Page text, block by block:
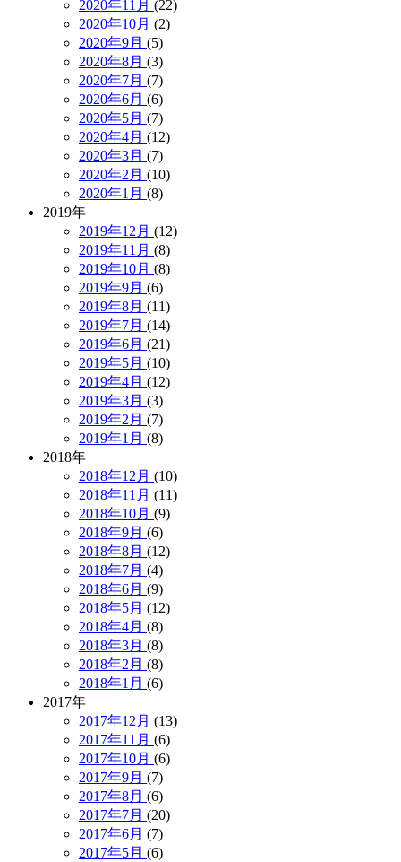
2020年11月 (22)
2020年10月 (2)
2020年9月 (5)
2020年8月 (3)
2020年7月 (7)
2020年6月 (6)
2020年5月 (7)
2020年4月 (12)
2020年3月 (7)
2020年2月 (10)
2020年1月 (8)
2019年
2019年12月 (12)
2019年11月 (8)
2019年10月 (8)
2019年9月 (6)
2019年8月 (11)
2019年7月 (14)
2019年6月 (21)
2019年5月 (10)
2019年4月 (12)
2019年3月 (3)
2019年2月 (7)
2019年1月 (8)
2018年
2018年12月 (10)
2018年11月 (11)
2018年10月 (9)
2018年9月 (6)
2018年8月 (12)
2018年7月 (4)
2018年6月 (9)
2018年5月 (12)
2018年4月 (8)
2018年3月 (8)
2018年2月 (8)
2018年1月 (6)
2017年
2017年12月 (13)
2017年11月 (6)
2017年10月 (6)
2017年9月 (7)
2017年8月 (6)
2017年7月 (20)
2017年6月 (7)
2017年5月 (6)